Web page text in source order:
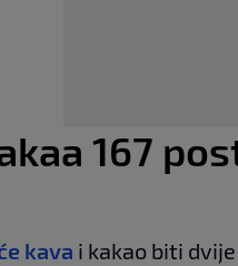
167
kava i kakao biti